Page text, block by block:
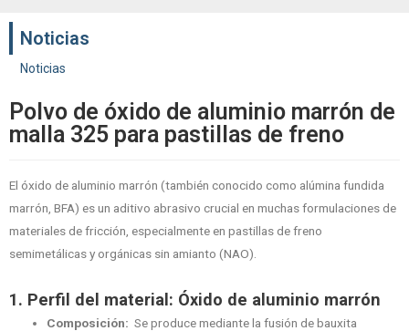
Noticias
Noticias
Polvo de óxido de aluminio marrón de
malla 325 para pastillas de freno
El óxido de aluminio marrón (también conocido como alúmina fundida
marrón, BFA) es un aditivo abrasivo crucial en muchas formulaciones de
materiales de fricción, especialmente en pastillas de freno
semimetálicas y orgánicas sin amianto (NAO).
1. Perfil del material: Óxido de aluminio marrón
Composición: Se produce mediante la fusión de bauxita